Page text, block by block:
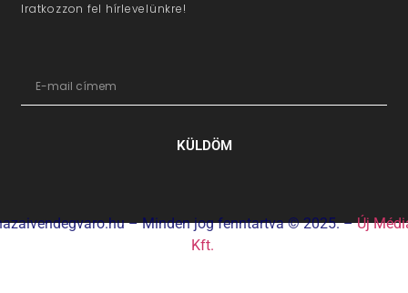
Iratkozzon fel hírlevelünkre!
KÜLDÖM
– Minden jog fenntartva © 2025. –Új
Kft.